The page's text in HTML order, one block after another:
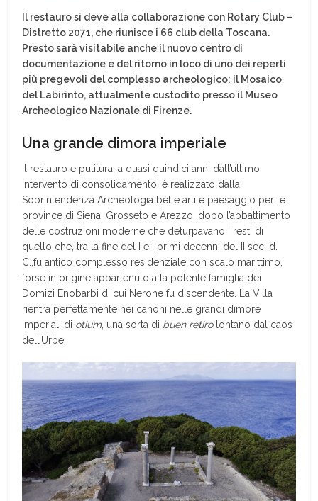
Il restauro si deve alla collaborazione con Rotary Club –
Distretto 2071, che riunisce i 66 club della Toscana.
Presto sarà visitabile anche il nuovo centro di
documentazione e del ritorno in loco di uno dei reperti
più pregevoli del complesso archeologico: il Mosaico
del Labirinto, attualmente custodito presso il Museo
Archeologico Nazionale di Firenze.
Una grande dimora imperiale
Il restauro e pulitura, a quasi quindici anni dall’ultimo
intervento di consolidamento, è realizzato dalla
Soprintendenza Archeologia belle arti e paesaggio per le
province di Siena, Grosseto e Arezzo, dopo l’abbattimento
delle costruzioni moderne che deturpavano i resti di
quello che, tra la fine del I e i primi decenni del II sec. d.
C.,fu antico complesso residenziale con scalo marittimo,
forse in origine appartenuto alla potente famiglia dei
Domizi Enobarbi di cui Nerone fu discendente. La Villa
rientra perfettamente nei canoni nelle grandi dimore
imperiali di otium , una sorta di buen retirolontano dal caos
dell’Urbe.